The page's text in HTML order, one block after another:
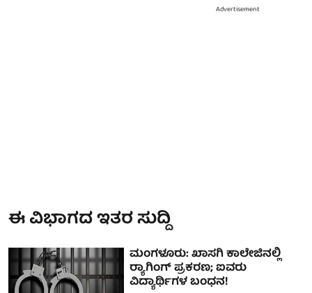
Advertisement
ಈ ವಿಭಾಗದ ಇತರ ಸುದ್ದಿ
ಮಂಗಳೂರು: ಖಾಸಗಿ ಕಾಲೇಜಿನಲ್ಲಿ
ರ‍್ಯಾಗಿಂಗ್ ಪ್ರಕರಣ; ಐವರು
ವಿದ್ಯಾರ್ಥಿಗಳ ಬಂಧನ!